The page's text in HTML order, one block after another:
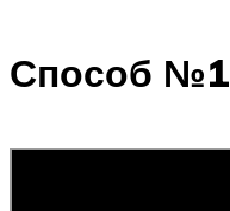
Способ №1